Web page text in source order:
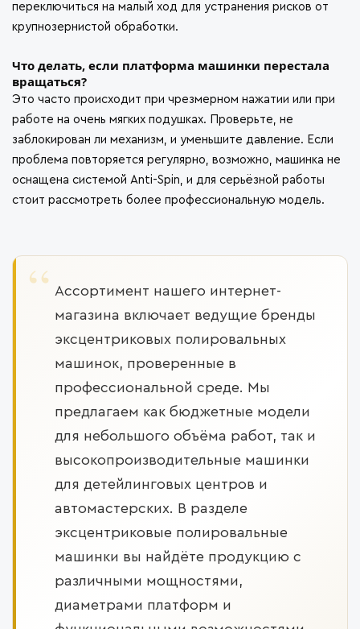
переключиться на малый ход для устранения рисков от
крупнозернистой обработки.
Что делать, если платформа машинки перестала
вращаться?
Это часто происходит при чрезмерном нажатии или при
работе на очень мягких подушках. Проверьте, не
заблокирован ли механизм, и уменьшите давление. Если
проблема повторяется регулярно, возможно, машинка не
оснащена системой Anti-Spin, и для серьёзной работы
стоит рассмотреть более профессиональную модель.
Ассортимент нашего интернет-
магазина включает ведущие бренды
эксцентриковых полировальных
машинок, проверенные в
профессиональной среде. Мы
предлагаем как бюджетные модели
для небольшого объёма работ, так и
высокопроизводительные машинки
для детейлинговых центров и
автомастерских. В разделе
эксцентриковые полировальные
машинки вы найдёте продукцию с
различными мощностями,
диаметрами платформ и